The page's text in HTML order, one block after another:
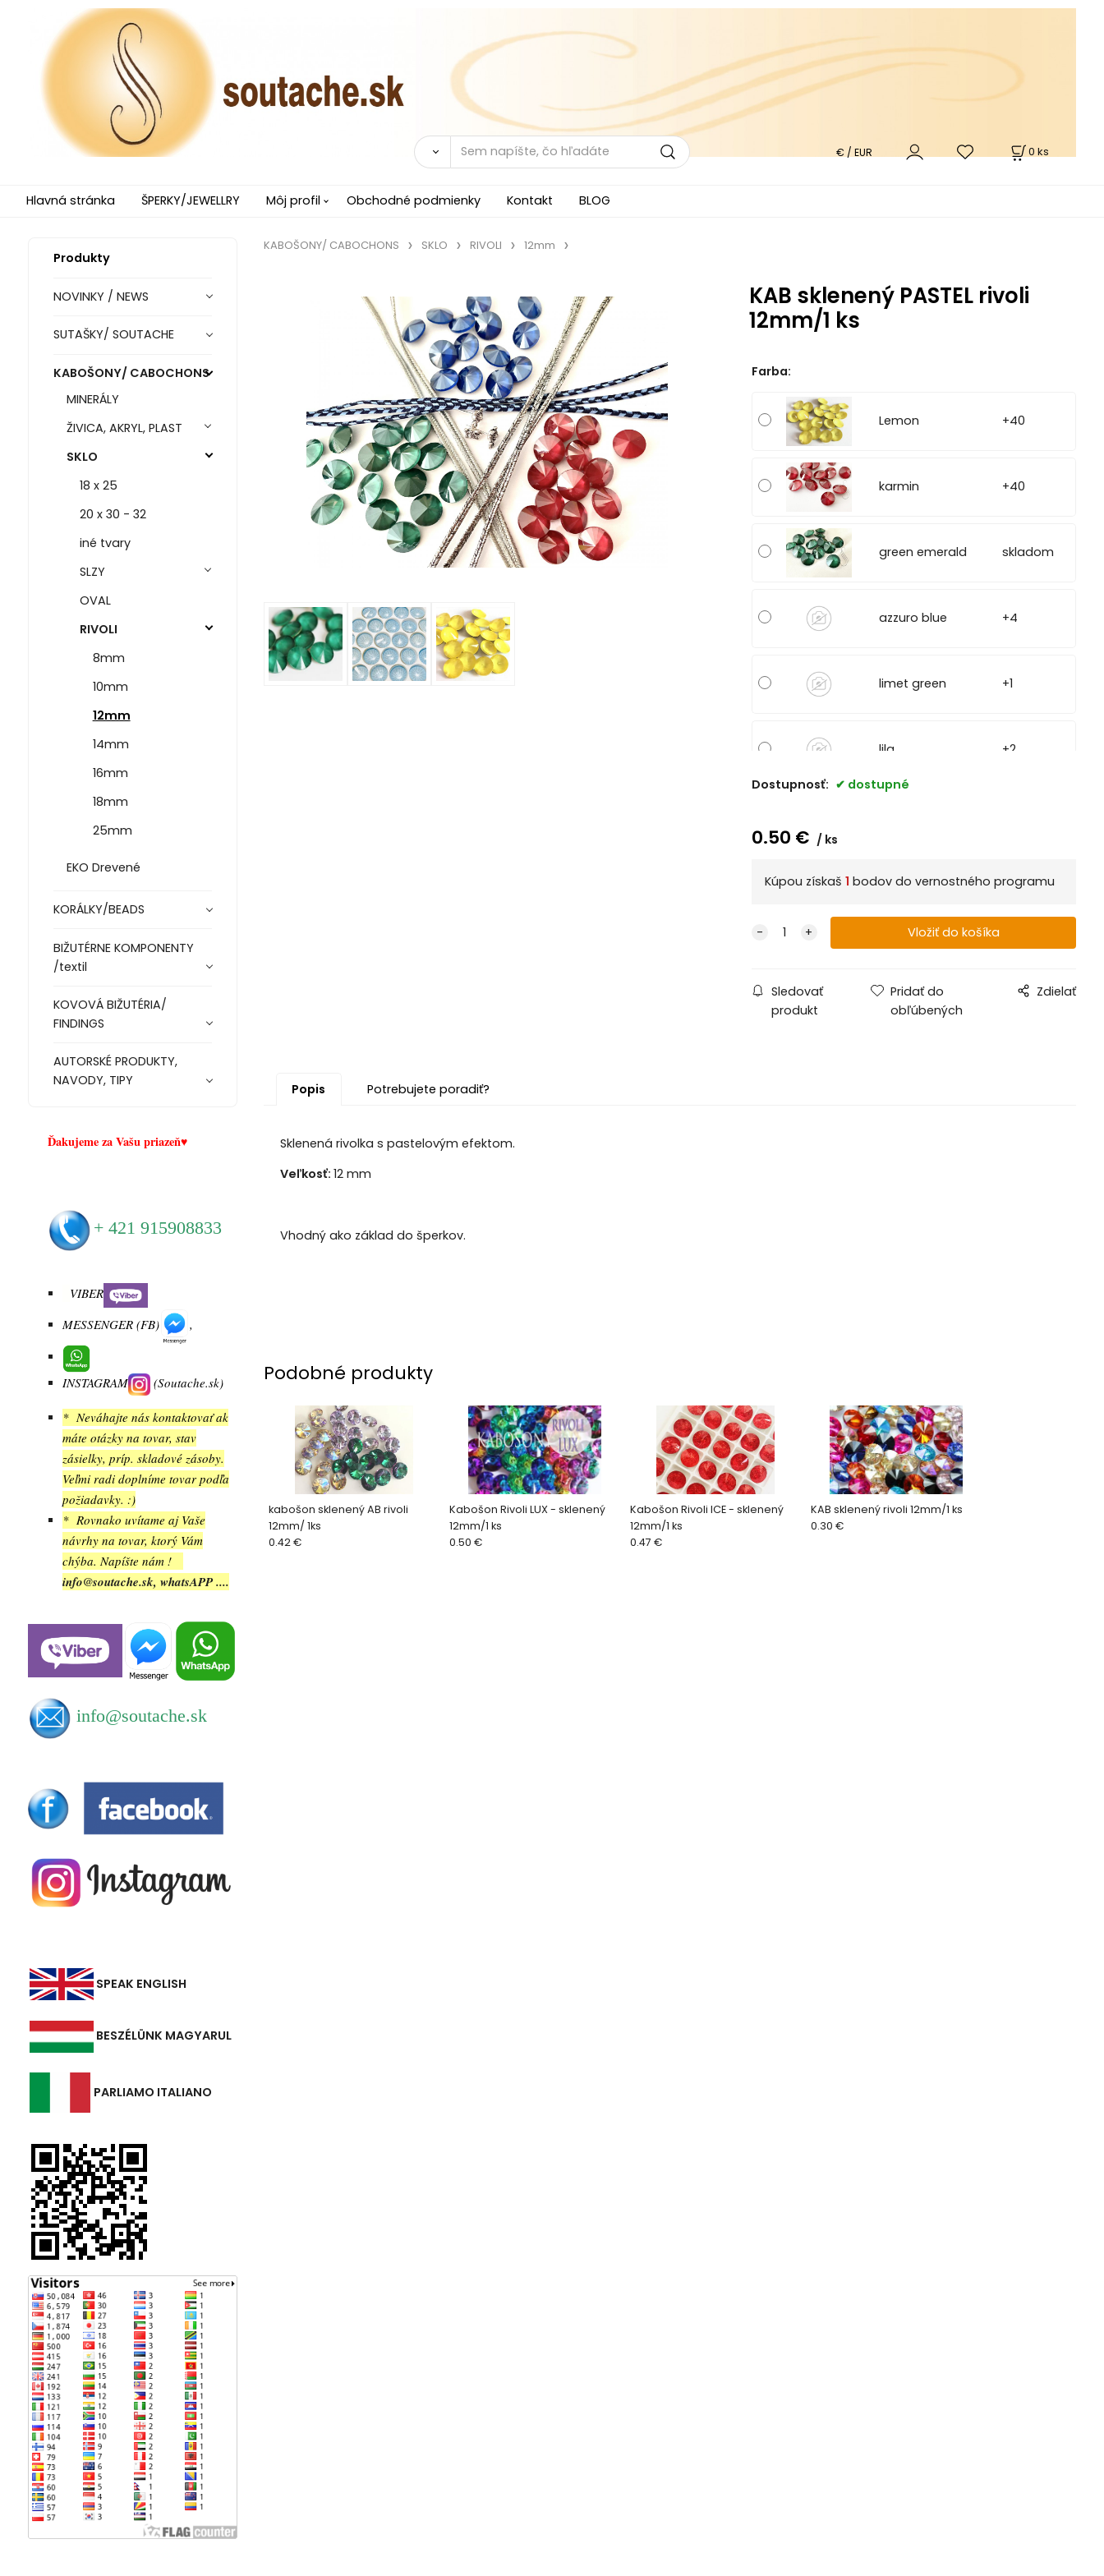
0 ks
€ / EUR
Hlavná stránka ŠPERKY/JEWELLRY Môj profil Obchodné podmienky Kontakt BLOG
Produkty
NOVINKY / NEWS
SUTAŠKY/ SOUTACHE
KABOŠONY/ CABOCHONS
MINERÁLY
ŽIVICA, AKRYL, PLAST
SKLO
18 x 25
20 x 30 - 32
iné tvary
SLZY
OVAL
RIVOLI
8mm
10mm
12mm
14mm
16mm
18mm
25mm
EKO Drevené
KORÁLKY/BEADS
BIŽUTÉRNE KOMPONENTY
/textil
KOVOVÁ BIŽUTÉRIA/
FINDINGS
AUTORSKÉ PRODUKTY,
NAVODY, TIPY
Ďakujeme za Vašu priazeň♥
+ 421 915908833
VIBER
MESSENGER (FB)
,
INSTAGRAM (Soutache.sk)
* Neváhajte nás kontaktovať ak
máte otázky na tovar, stav
zásielky, príp. skladové zásoby.
Veľmi radi doplníme tovar podľa
požiadavky. :)
* Rovnako uvítame aj Vaše
návrhy na tovar, ktorý Vám
chýba. Napíšte nám !
info@soutache.sk, whatsAPP ....
info@soutache.sk
SPEAK ENGLISH
BESZÉLÜNK MAGYARUL
PARLIAMO ITALIANO
KABOŠONY/ CABOCHONS SKLO RIVOLI 12mm
KAB sklenený PASTEL rivoli
12mm/1 ks
Farba:
Lemon +40
karmin +40
green emerald skladom
azzuro blue +4
limet green +1
lila +2
Dostupnosť: dostupné
0.50 € ks
Kúpou získaš 1 bodov do vernostného programu
Sledovať
produkt
Pridať do
obľúbených
Zdielať
Popis Potrebujete poradiť?
Sklenená rivolka s pastelovým efektom.
Veľkosť: 12 mm
Vhodný ako základ do šperkov.
Podobné produkty
kabošon sklenený AB rivoli
12mm/ 1ks
0.42 €
Kabošon Rivoli LUX - sklenený
12mm/1 ks
0.50 €
Kabošon Rivoli ICE - sklenený
12mm/1 ks
0.47 €
KAB sklenený rivoli 12mm/1 ks
0.30 €